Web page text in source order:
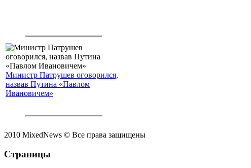
Министр Патрушев оговорился,
назвав Путина «Павлом
Ивановичем»
2010 MixedNews © Все права защищены
Страницы